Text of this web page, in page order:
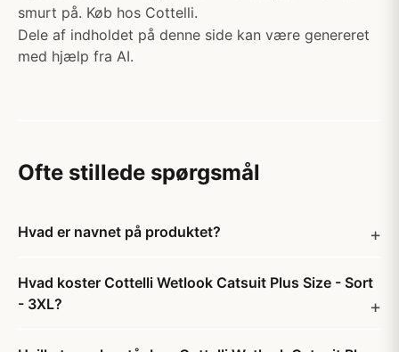
smurt på. Køb hos Cottelli.
Dele af indholdet på denne side kan være genereret
med hjælp fra AI.
Ofte stillede spørgsmål
Hvad er navnet på produktet?
Hvad koster Cottelli Wetlook Catsuit Plus Size - Sort
- 3XL?